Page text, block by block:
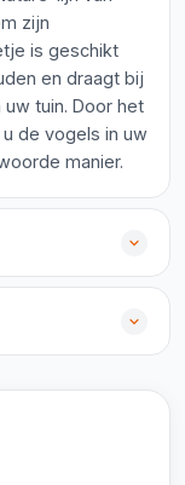
zijn
is geschikt
en draagt bij
tuin. Door het
de vogels in uw
manier.